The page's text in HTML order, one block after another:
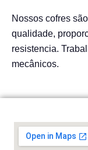
Nossos cofres
qualidade,
resistencia.
mecânicos.